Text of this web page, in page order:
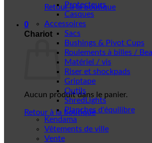
Retour à la boutique
0
Chariot
Aucun produit dans le panier.
Retour à la boutique
Protecteurs
Casques
Accessoires
Sacs
Bushings & Pivot Cups
Roulements à billes /
Matériel / vis
Riser et shockpads
Griptape
Outils
ShredLights
Planches d'équilibre
Kendama
Vêtements de ville
Vente